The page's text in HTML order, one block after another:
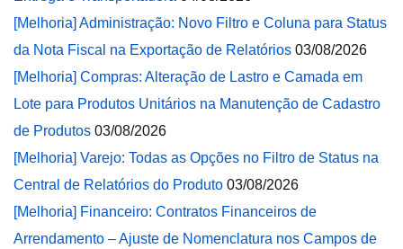
[Melhoria] Administração: Novo Filtro e Coluna para Status
da Nota Fiscal na Exportação de Relatórios 03/08/2026
[Melhoria] Compras: Alteração de Lastro e Camada em
Lote para Produtos Unitários na Manutenção de Cadastro
de Produtos 03/08/2026
[Melhoria] Varejo: Todas as Opções no Filtro de Status na
Central de Relatórios do Produto 03/08/2026
[Melhoria] Financeiro: Contratos Financeiros de
Arrendamento – Ajuste de Nomenclatura nos Campos de